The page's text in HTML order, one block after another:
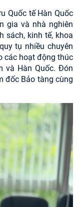
Quốc tế Hàn Quốc
gia và nhà nghiên
sách, kinh tế, khoa
tụ nhiều chuyên
các hoạt động thúc
và Hàn Quốc. Đón
đốc Bảo tàng cùng